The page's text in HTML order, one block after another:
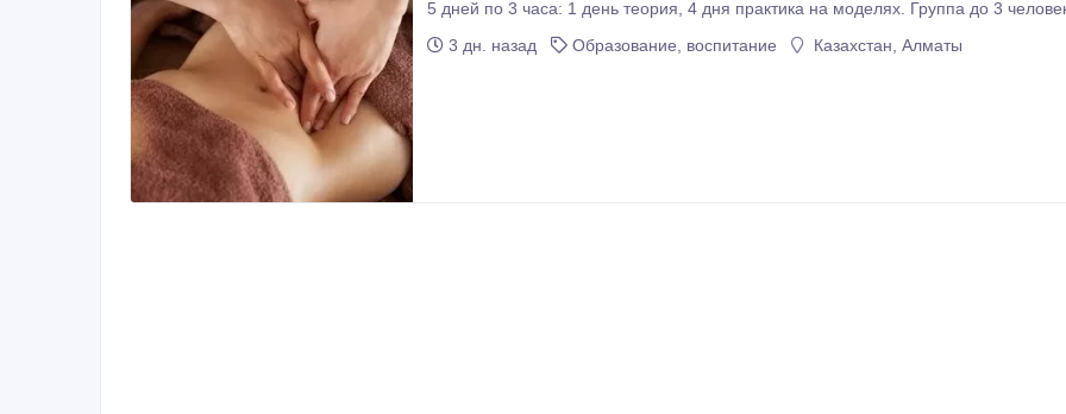
5 дней по 3 часа: 1 день теория, 4 дня практика на моделях. Группа до 3 человек. Расходники и моделей предоставляем,
3 дн. назад
Образование, воспитание Казахстан, Алматы